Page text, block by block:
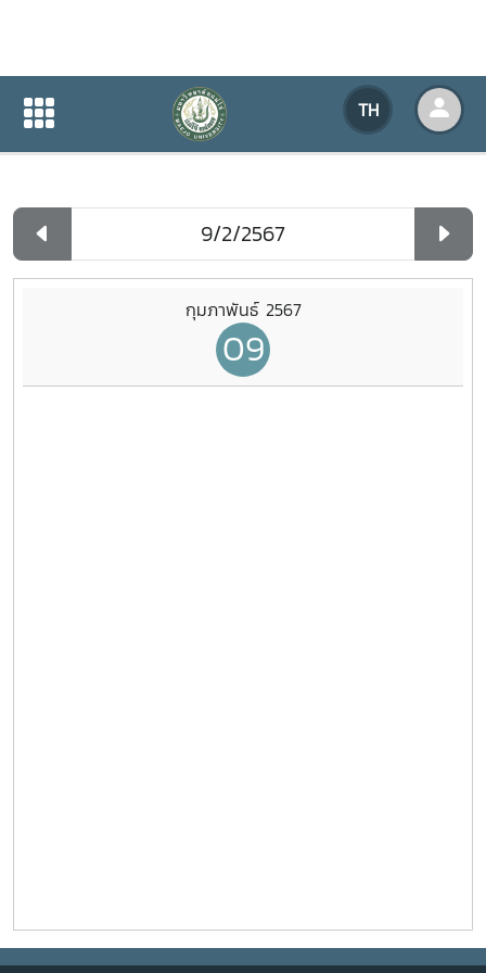
TH
ปฏิทินกิจกรรมของหน่วยงาน
ปฏิทินกิจกรรมของหน่วยงาน
กุมภาพันธ์ 2567
09